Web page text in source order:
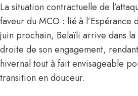
La situation contractuelle de
faveur du MCO : lié à l’Espérance
juin prochain, Belaïli arrive dans
droite de son engagement,
hivernal tout à fait envisageable
transition en douceur.